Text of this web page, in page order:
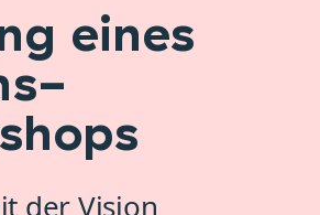
eines
der Vision